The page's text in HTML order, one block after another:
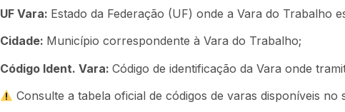
UF Vara: Estado da Federação (UF) onde a Vara do Trabalho
Cidade: Município correspondente à Vara do Trabalho;
Código Ident. Vara: Código de identificação da Vara onde
Consulte a tabela oficial de códigos de varas disponíveis no